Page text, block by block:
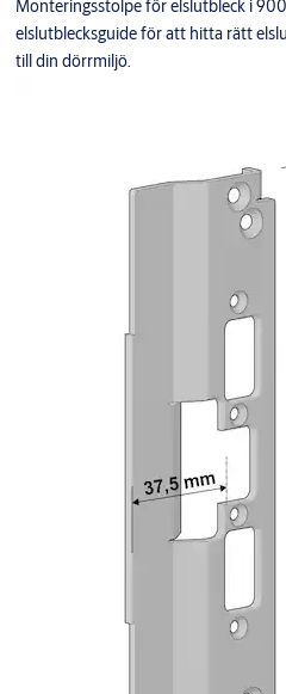
Monteringsstolpe för elslutbleck i
elslutblecksguide för att hitta rätt
till din dörrmiljö.